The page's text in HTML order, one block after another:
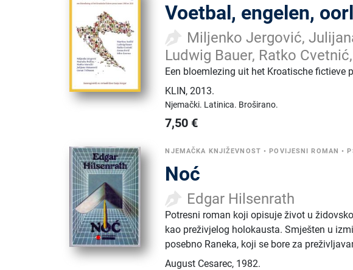
Voetbal, engelen,
Miljenko Jergović,
Ludwig Bauer, Ratko
Een bloemlezing uit het Kroatische fictieve
KLIN,2013.
Njemački. Latinica. Broširano.
7,50 €
NJEMAČKA KNJIŽEVNOST •POVIJESNI ROMAN •
Noć
Edgar Hilsenrath
Potresni roman koji opisuje život u
kao preživjelog holokausta. Smješten u
posebno Raneka, koji se bore za
August Cesarec, 1982.